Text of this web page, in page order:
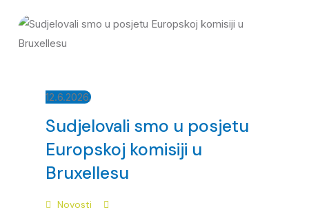
12.6.2026.
Sudjelovali smo u posjetu
Europskoj komisiji u
Bruxellesu
Novosti